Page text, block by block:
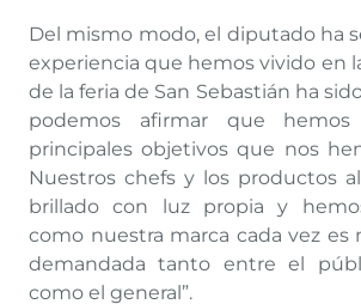
Del mismo modo, el diputado ha
experiencia que hemos vivido en
de la feria de San Sebastián ha
podemos afirmar que
principales objetivos que nos
Nuestros chefs y los productos
brillado con luz propia y
como nuestra marca cada vez es
demandada tanto entre el
como el general”.